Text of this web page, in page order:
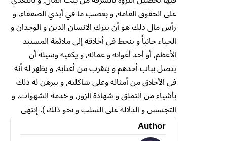
على الحقوق العامة, و بغصب ما في أيدي الضعفاء, و
رأس مال ذلك هو أن يترك الانسان الدين و الوجدان و
الحياء جانباً و ينحط في أخلاقه إلى ملائمة المستبد
الأعظم, أو أحد أعوانه و عماله, و يكفيه وسيلة أن
يتصل بباب أحدهم و يتقرب من أعتابه, و يظهر له أنه
في الأخلاق من أمثاله وعلى شاكلته, و يبرهن له ذلك
بأشياء من التملق و شهادة الزور, و خدمة الشهوات, و
التجسس و الدلالة على السلب و نحو ذلك ). إنتهى
Author